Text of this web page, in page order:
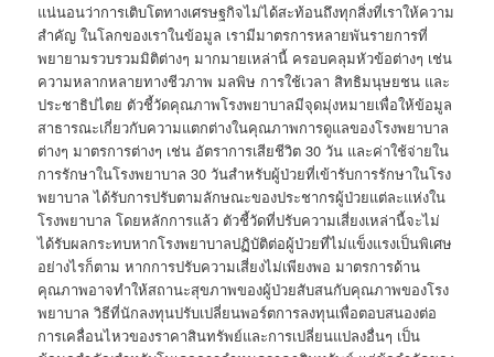
แน่นอนว่าการเติบโตทางเศรษฐกิจไม่ได้สะท้อนถึงทุกสิ่งที่เราให้ความ
สำคัญ ในโลกของเราในข้อมูล เรามีมาตรการหลายพันรายการที่
พยายามรวบรวมมิติต่างๆ มากมายเหล่านี้ ครอบคลุมหัวข้อต่างๆ เช่น
ความหลากหลายทางชีวภาพ มลพิษ การใช้เวลา สิทธิมนุษยชน และ
ประชาธิปไตย ตัวชี้วัดคุณภาพโรงพยาบาลมีจุดมุ่งหมายเพื่อให้ข้อมูล
สาธารณะเกี่ยวกับความแตกต่างในคุณภาพการดูแลของโรงพยาบาล
ต่างๆ มาตรการต่างๆ เช่น อัตราการเสียชีวิต 30 วัน และค่าใช้จ่ายใน
การรักษาในโรงพยาบาล 30 วันสำหรับผู้ป่วยที่เข้ารับการรักษาในโรง
พยาบาล ได้รับการปรับตามลักษณะของประชากรผู้ป่วยแต่ละแห่งใน
โรงพยาบาล โดยหลักการแล้ว ตัวชี้วัดที่ปรับความเสี่ยงเหล่านี้จะไม่
ได้รับผลกระทบหากโรงพยาบาลปฏิบัติต่อผู้ป่วยที่ไม่แข็งแรงเป็นพิเศษ
อย่างไรก็ตาม หากการปรับความเสี่ยงไม่เพียงพอ มาตรการด้าน
คุณภาพอาจทำให้สถานะสุขภาพของผู้ป่วยสับสนกับคุณภาพของโรง
พยาบาล วิธีที่นักลงทุนปรับเปลี่ยนพอร์ตการลงทุนเพื่อตอบสนองต่อ
การเคลื่อนไหวของราคาสินทรัพย์และการเปลี่ยนแปลงอื่นๆ เป็น